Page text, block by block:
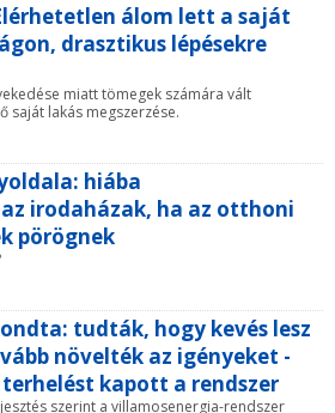
álom lett a saját
drasztikus lépésekre
miatt tömegek számára vált
saját lakás megszerzése.
hiába
irodaházak, ha az otthoni
pörögnek
tudták, hogy kevés lesz
növelték az igényeket -
kapott a rendszer
szerint a villamosenergia-rendszer